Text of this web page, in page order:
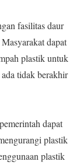
fasilitas daur
dapat
plastik untuk
tidak berakhir
dapat
plastik
plastik